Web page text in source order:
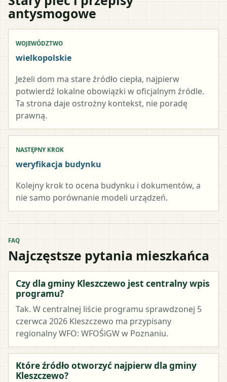
antysmogowe
WOJEWÓDZTWO
wielkopolskie
Jeżeli dom ma stare źródło ciepła, najpierw
potwierdź lokalne obowiązki w oficjalnym źródle.
Ta strona daje ostrożny kontekst, nie poradę
prawną.
NASTĘPNY KROK
weryfikacja budynku
Kolejny krok to ocena budynku i dokumentów, a
nie samo porównanie modeli urządzeń.
FAQ
Najczęstsze pytania mieszkańca
Czy dla gminy Kleszczewo jest centralny wpis
programu?
Tak. W centralnej liście programu sprawdzonej 5
czerwca 2026 Kleszczewo ma przypisany
regionalny WFO: WFOŚiGW w Poznaniu.
Które źródło otworzyć najpierw dla gminy
Kleszczewo?